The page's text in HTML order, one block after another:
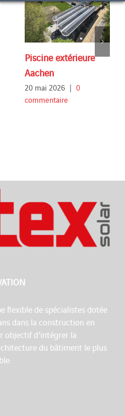
Piscine extérieure
Aachen
20 mai 2026 | 0
commentaire
flexible de spécialistes dotée
dans la construction en
objectif d'intégrer la
du bâtiment le plus